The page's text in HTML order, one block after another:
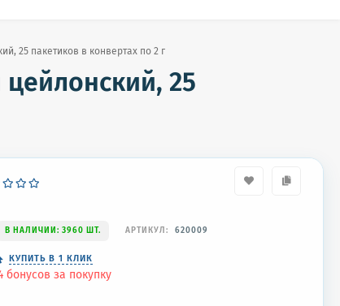
25 пакетиков в конвертах по 2 г
цейлонский, 25
В НАЛИЧИИ: 3960 ШТ. АРТИКУЛ: 620009
КУПИТЬ В 1 КЛИК
бонусов за покупку